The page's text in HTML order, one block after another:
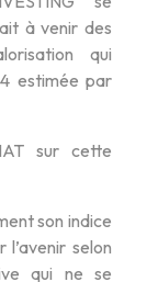
à venir des
qui
estimée par
sur cette
son indice
selon
qui ne se